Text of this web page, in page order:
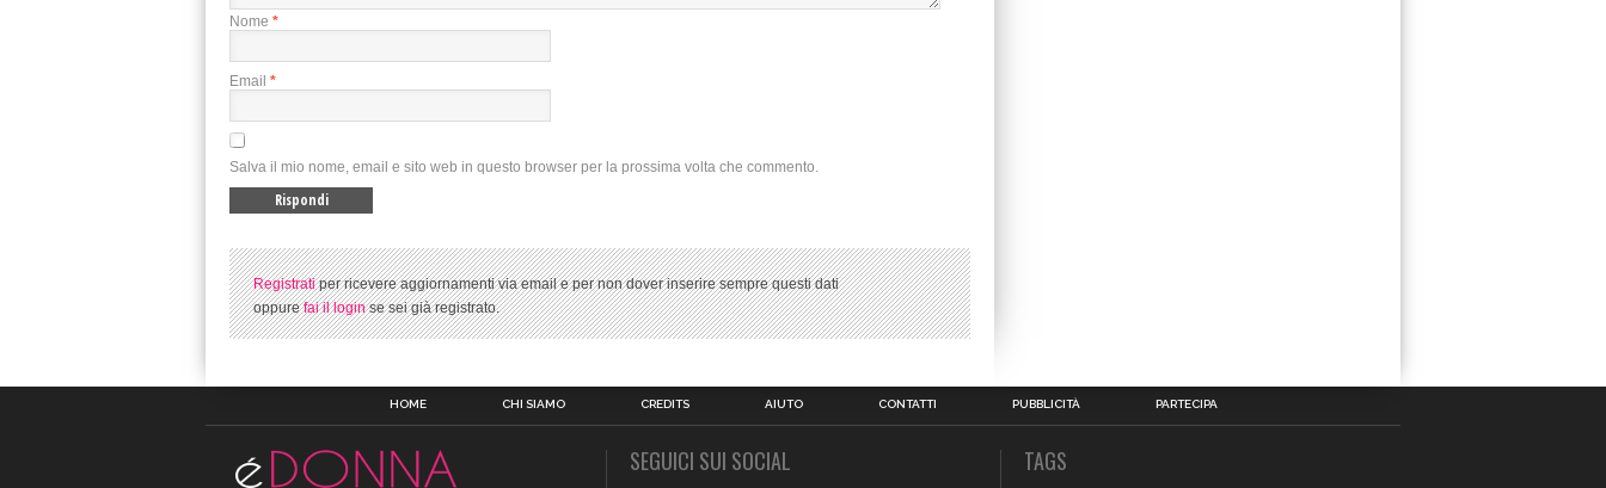
Nome *
Email *
Salva il mio nome, email e sito web in questo browser per la prossima volta che commento.
Registratiper ricevere aggiornamenti via email e per non dover inserire sempre questi dati
oppurefai il loginse sei già registrato.
HOME CHI SIAMO CREDITS AIUTO CONTATTI PUBBLICITÀ PARTECIPA
SEGUICI SUI SOCIAL TAGS